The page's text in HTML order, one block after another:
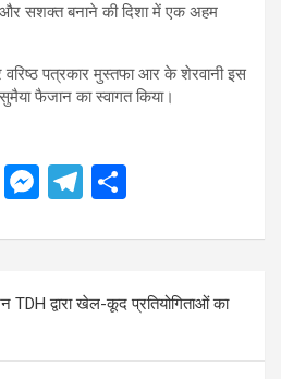
और सशक्त बनाने की दिशा में एक अहम
पत्रकार मुस्तफा आर के शेरवानी इस
फैजान का स्वागत किया।
Li
dI
M
se
n
g
er
T
e
gr
a
m
ar
TDH द्वारा खेल-कूद प्रतियोगिताओं का